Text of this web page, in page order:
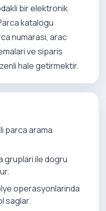
bir elektronik
katalogu
numarasi, arac
ve siparis
hale getirmektir.
parca arama
gruplari ile dogru
operasyonlarinda
saglar.